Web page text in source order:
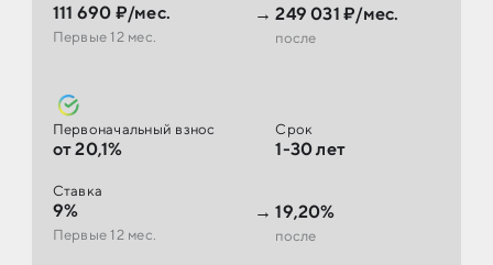
111 690 ₽/мес.
Первые 12 мес.
→ 249 031 ₽/мес.
после
Первоначальный взнос
от 20,1%
Ставка
9%
Первые 12 мес.
→ 19,20%
после
Срок
1-30 лет